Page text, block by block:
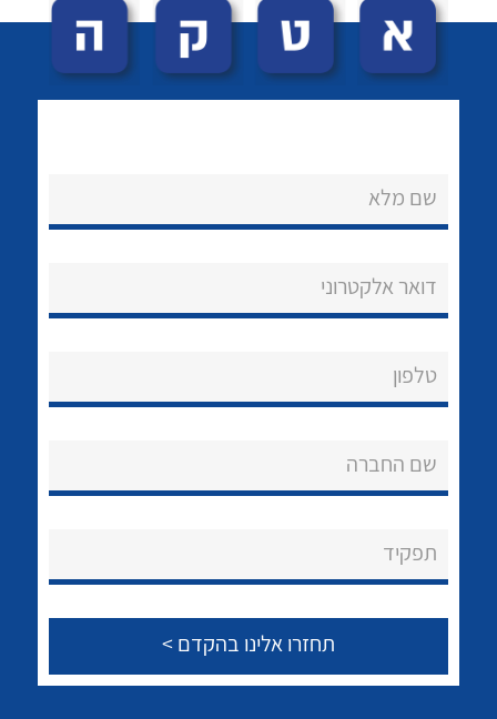
הצוות שלנו
שירותי תמיכה
לכל מוצרי היצרן לכל מוצרי היצרן
שם מלא
דואר אלקטרוני
טלפון
שם החברה
תפקיד